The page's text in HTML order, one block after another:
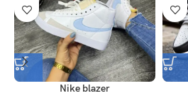
Nike blazer